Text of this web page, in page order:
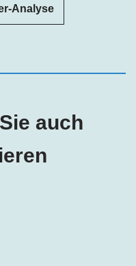
Analyse
auch